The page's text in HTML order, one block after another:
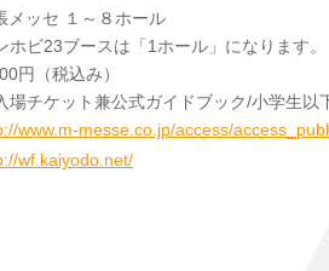
メッセ １～８ホール
ホビ23ブースは「1ホール」になります。
円（税込み）
場チケット兼公式ガイドブック/小学生以
www.m-messe.co.jp/access/
wf.kaiyodo.net/